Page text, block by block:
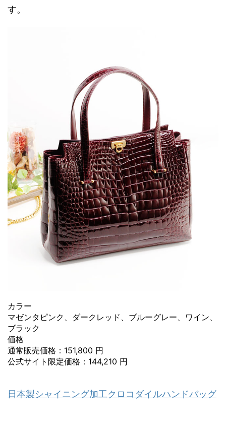
す。
カラー
マゼンタピンク、ダークレッド、ブルーグレー、ワイン、
ブラック
価格
通常販売価格：151,800 円
公式サイト限定価格：144,210 円
日本製シャイニング加工クロコダイルハンドバッグ